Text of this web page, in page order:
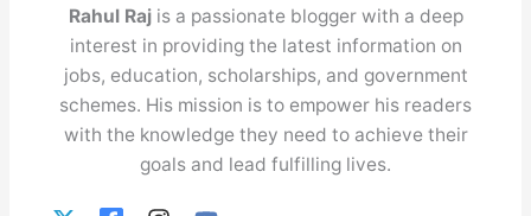
Rahul Raj is a passionate blogger with a deep
interest in providing the latest information on
jobs, education, scholarships, and government
schemes. His mission is to empower his readers
with the knowledge they need to achieve their
goals and lead fulfilling lives.